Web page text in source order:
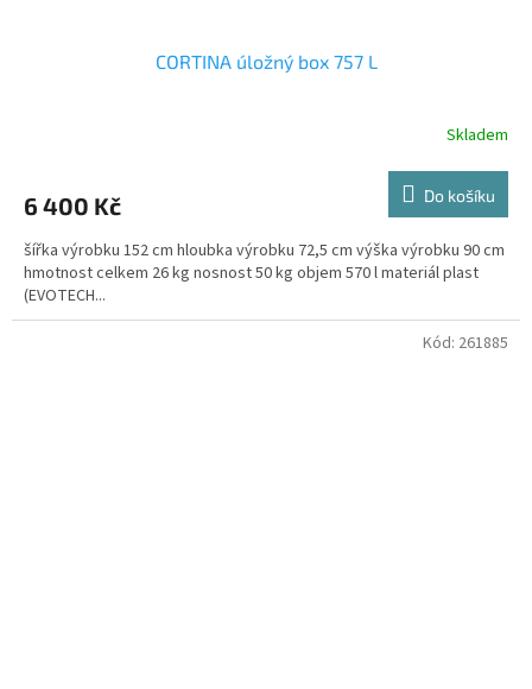
CORTINA úložný box 757 L
Skladem
6 400 Kč Do košíku
šířka výrobku 152 cm hloubka výrobku 72,5 cm výška výrobku 90 cm
hmotnost celkem 26 kg nosnost 50 kg objem 570 l materiál plast
(EVOTECH...
Kód: 261885